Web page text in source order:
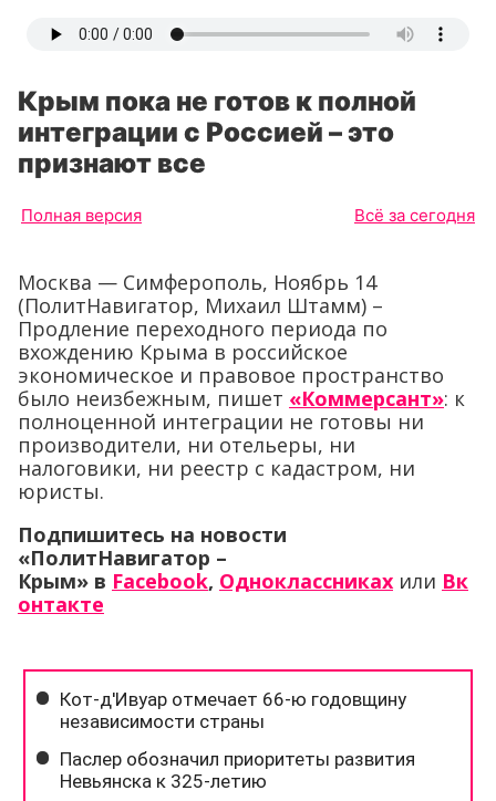
Крым пока не готов к полной
интеграции с Россией – это
признают все
Полная версия Всё за сегодня
Москва — Симферополь, Ноябрь 14
(ПолитНавигатор, Михаил Штамм) –
Продление переходного периода по
вхождению Крыма в российское
экономическое и правовое пространство
было неизбежным, пишет «Коммерсант»: к
полноценной интеграции не готовы ни
производители, ни отельеры, ни
налоговики, ни реестр с кадастром, ни
юристы.
Подпишитесь на новости
«ПолитНавигатор –
Крым» в Facebook, Одноклассниках или Вк
онтакте